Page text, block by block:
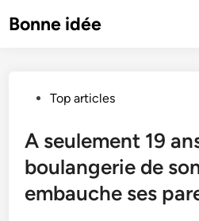
toBonne idée
PostedTop articles
A seulement 19
boulangerie de
embauche ses